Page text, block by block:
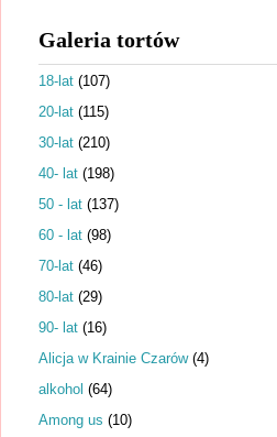
Galeria tortów
18-lat (107)
20-lat (115)
30-lat (210)
40- lat (198)
50 - lat (137)
60 - lat (98)
70-lat (46)
80-lat (29)
90- lat (16)
Alicja w Krainie Czarów (4)
alkohol (64)
Among us (10)